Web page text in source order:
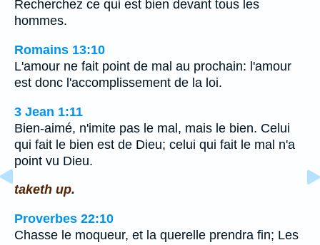
Recherchez ce qui est bien devant tous les
hommes.
Romains 13:10
L'amour ne fait point de mal au prochain: l'amour
est donc l'accomplissement de la loi.
3 Jean 1:11
Bien-aimé, n'imite pas le mal, mais le bien. Celui
qui fait le bien est de Dieu; celui qui fait le mal n'a
point vu Dieu.
taketh up.
Proverbes 22:10
Chasse le moqueur, et la querelle prendra fin; Les